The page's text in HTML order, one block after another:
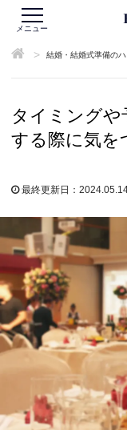
メニュー
> 結婚・結婚式準備の
タイミングや
する際に気を
最終更新日：